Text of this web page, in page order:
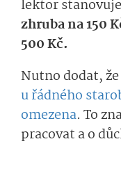
lektor
zhruba na 150
500 Kč.
Nutno dodat, že
u řádného
omezena. To
pracovat a o